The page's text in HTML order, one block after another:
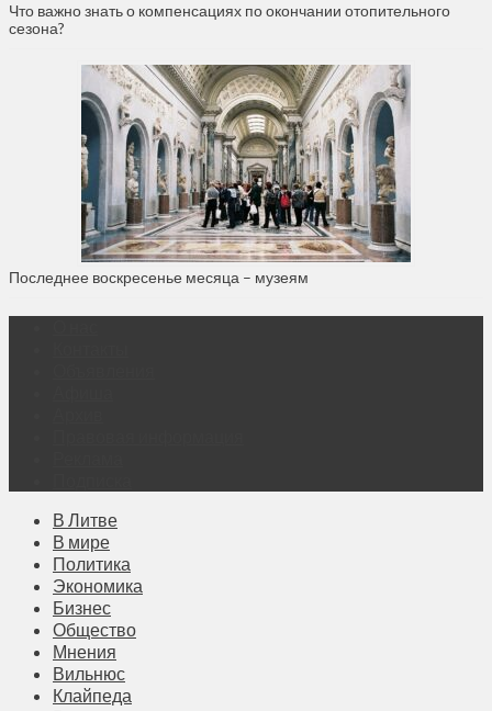
Что важно знать о компенсациях по окончании отопительного
сезона?
Последнее воскресенье месяца – музеям
В Литве
В мире
Политика
Экономика
Бизнес
Общество
Мнения
Вильнюс
Клайпеда